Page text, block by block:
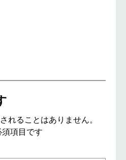
れることはありません。
項目です